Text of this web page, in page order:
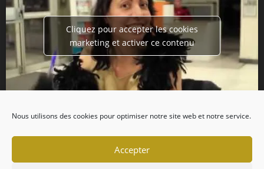
Nous utilisons des cookies pour optimiser notre site web et notre service.
Accepter
Cliquez pour accepter les cookies
marketing et activer ce contenu